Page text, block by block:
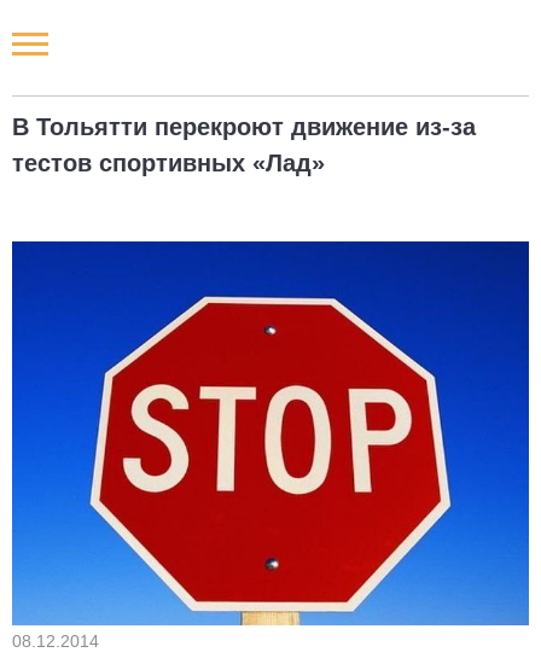
В Тольятти перекроют движение из-за
тестов спортивных «Лад»
08.12.2014
Новости РФ